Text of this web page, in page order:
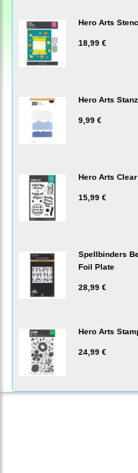
Hero Arts
18,99 €
Hero Arts
9,99 €
Hero Arts
15,99 €
Spellbinders
Foil Plate
28,99 €
Hero Arts
24,99 €